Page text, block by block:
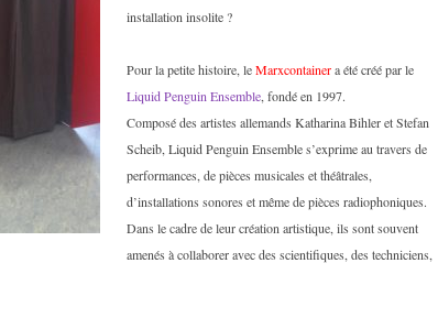
installation insolite ?
Pour la petite histoire, leMarxcontainera été créé par le
Liquid Penguin Ensemble , fondé en 1997.
Composé des artistes allemands Katharina Bihler et Stefan
Scheib, Liquid Penguin Ensemble s’exprime au travers de
performances, de pièces musicales et théâtrales,
d’installations sonores et même de pièces radiophoniques.
Dans le cadre de leur création artistique, ils sont souvent
amenés à collaborer avec des scientifiques, des techniciens,